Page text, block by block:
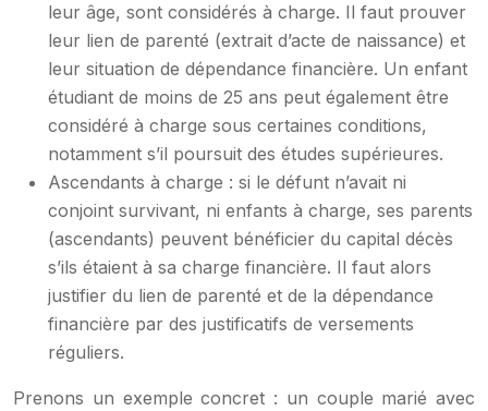
leur âge, sont considérés à charge. Il faut prouver
leur lien de parenté (extrait d’acte de naissance) et
leur situation de dépendance financière. Un enfant
étudiant de moins de 25 ans peut également être
considéré à charge sous certaines conditions,
notamment s’il poursuit des études supérieures.
Ascendants à charge : si le défunt n’avait ni
conjoint survivant, ni enfants à charge, ses parents
(ascendants) peuvent bénéficier du capital décès
s’ils étaient à sa charge financière. Il faut alors
justifier du lien de parenté et de la dépendance
financière par des justificatifs de versements
réguliers.
Prenons un exemple concret : un couple marié avec